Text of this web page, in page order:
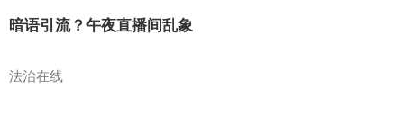
暗语引流？午夜直播间乱象
法治在线